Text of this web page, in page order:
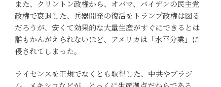
また、クリントン政権から、オバマ、バイデンの民主党
政権で衰退した、兵器開発の復活をトランプ政権は図る
だろうが、安くて効果的な大量生産がすぐにできるとは
誰もかんがえられないほど、アメリカは「水平分業」に
侵されてしまった。
ライセンスを正規でなくとも取得した、中共やブラジ